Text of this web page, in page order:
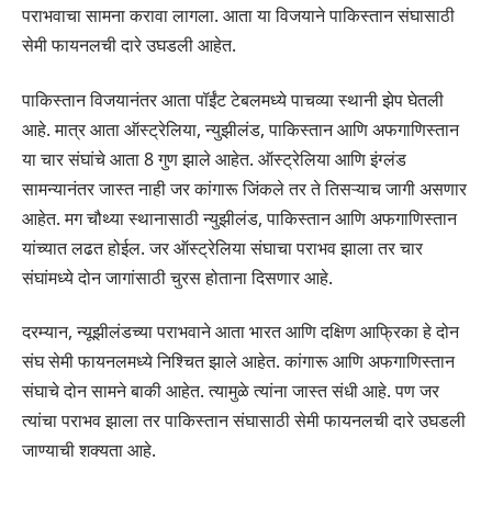
पराभवाचा सामना करावा लागला. आता या विजयाने पाकिस्तान संघासाठी
सेमी फायनलची दारे उघडली आहेत.
पाकिस्तान विजयानंतर आता पॉईंट टेबलमध्ये पाचव्या स्थानी झेप घेतली
आहे. मात्र आता ऑस्ट्रेलिया, न्युझीलंड, पाकिस्तान आणि अफगाणिस्तान
या चार संघांचे आता 8 गुण झाले आहेत. ऑस्ट्रेलिया आणि इंग्लंड
सामन्यानंतर जास्त नाही जर कांगारू जिंकले तर ते तिसऱ्याच जागी असणार
आहेत. मग चौथ्या स्थानासाठी न्युझीलंड, पाकिस्तान आणि अफगाणिस्तान
यांच्यात लढत होईल. जर ऑस्ट्रेलिया संघाचा पराभव झाला तर चार
संघांमध्ये दोन जागांसाठी चुरस होताना दिसणार आहे.
दरम्यान, न्यूझीलंडच्या पराभवाने आता भारत आणि दक्षिण आफ्रिका हे दोन
संघ सेमी फायनलमध्ये निश्चित झाले आहेत. कांगारू आणि अफगाणिस्तान
संघाचे दोन सामने बाकी आहेत. त्यामुळे त्यांना जास्त संधी आहे. पण जर
त्यांचा पराभव झाला तर पाकिस्तान संघासाठी सेमी फायनलची दारे उघडली
जाण्याची शक्यता आहे.